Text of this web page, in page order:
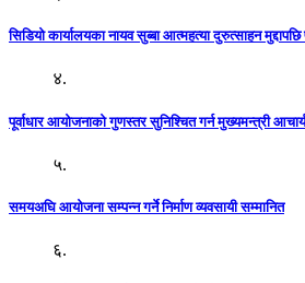
सिडियो कार्यालयका नायव सुब्बा आत्महत्या दुरुत्साहन
४.
पूर्वाधार आयोजनाको गुणस्तर सुनिश्चित गर्न मुख्यमन्त्री
५.
समयअघि आयोजना सम्पन्न गर्ने निर्माण व्यवसायी सम्मानित
६.